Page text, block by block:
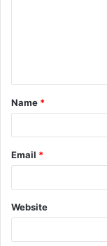
t
*
Name *
Email *
Website